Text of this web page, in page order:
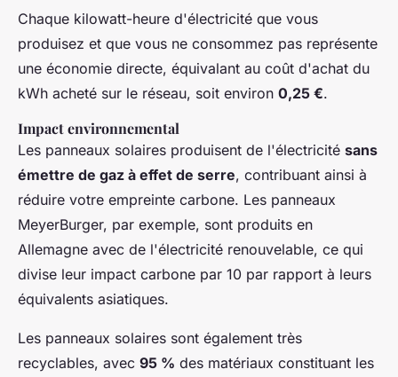
Chaque kilowatt-heure d'électricité que vous
produisez et que vous ne consommez pas représente
une économie directe, équivalant au coût d'achat du
kWh acheté sur le réseau, soit environ 0,25 €.
Impact environnemental
Les panneaux solaires produisent de l'électricité sans
émettre de gaz à effet de serre, contribuant ainsi à
réduire votre empreinte carbone. Les panneaux
MeyerBurger, par exemple, sont produits en
Allemagne avec de l'électricité renouvelable, ce qui
divise leur impact carbone par 10 par rapport à leurs
équivalents asiatiques.
Les panneaux solaires sont également très
recyclables, avec 95 % des matériaux constituant les